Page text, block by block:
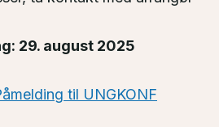
29. august 2025
til UNGKONF